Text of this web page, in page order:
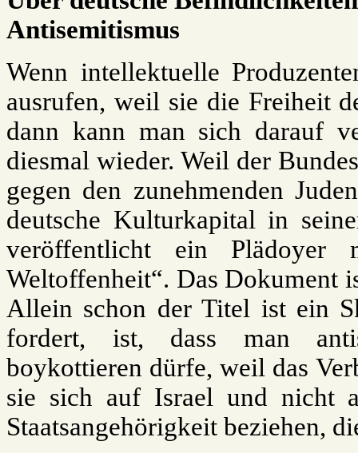
Antisemitismus
Wenn intellektuelle
ausrufen, weil sie die Freiheit
dann kann man sich darauf
diesmal wieder. Weil der
gegen den zunehmenden
deutsche Kulturkapital in
veröffentlicht ein
Weltoffenheit“. Das Dokument
Allein schon der Titel ist ein
fordert, ist, dass man
boykottieren dürfe, weil das
sie sich auf Israel und nicht
Staatsangehörigkeit beziehen,